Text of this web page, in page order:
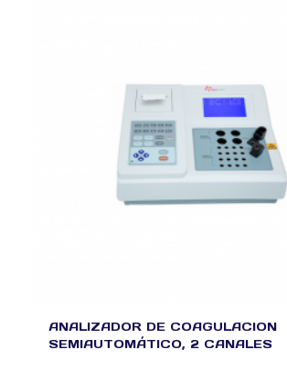
ANALIZADOR DE COAGULACION
SEMIAUTOMÁTICO, 2 CANALES